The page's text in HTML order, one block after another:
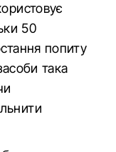
50
попиту
така